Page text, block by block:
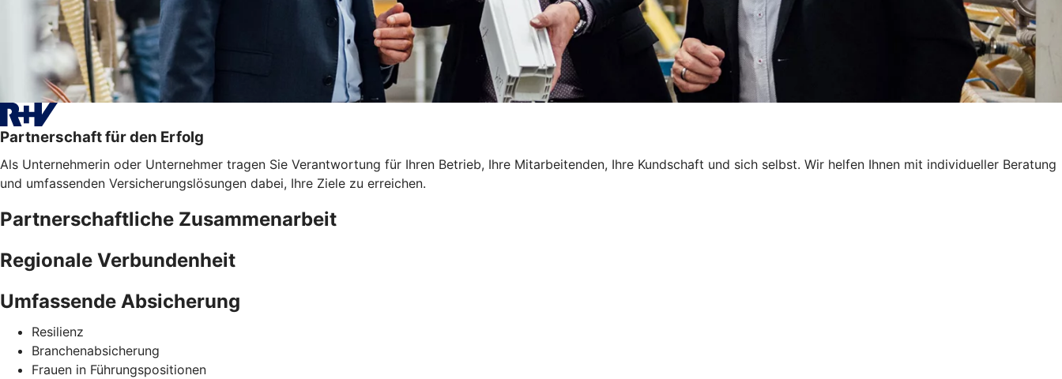
Partnerschaft für den Erfolg
Als Unternehmerin oder Unternehmer tragen Sie Verantwortung für Ihren Betrieb, Ihre Mitarbeitenden, Ihre Kundschaft und sich selbst. Wir helfen Ihnen mit individueller Beratung
und umfassenden Versicherungslösungen dabei, Ihre Ziele zu erreichen.
Partnerschaftliche Zusammenarbeit
Regionale Verbundenheit
Umfassende Absicherung
Resilienz
Branchenabsicherung
Frauen in Führungspositionen